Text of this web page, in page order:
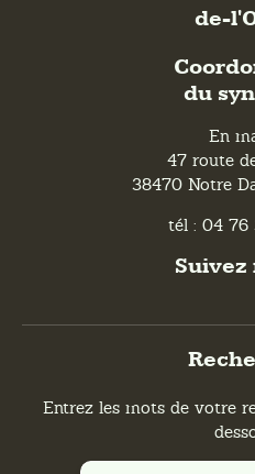
de-
du
En
47 route
38470 Notre
tél : 04 76
Suivez
Entrez les mots de votre